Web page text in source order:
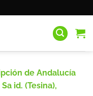
de Andalucía
id. (Tesina),